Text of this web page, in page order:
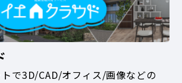
で3D/CAD/オフィス/画像などの